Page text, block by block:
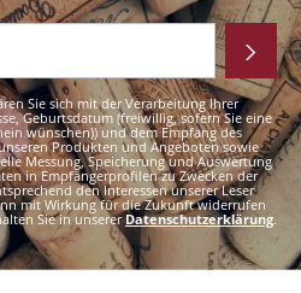
Sie sich mit der Verarbeitung Ihrer
Geburtsdatum (freiwillig, sofern Sie eine
wünschen)) und dem Empfang des
Produkten und Angeboten sowie
Messung, Speicherung und Auswertung
in Empfängerprofilen zu Zwecken der
den Interessen unserer Leser
mit Wirkung für die Zukunft widerrufen
Sie in unsererDatenschutzerklärung.